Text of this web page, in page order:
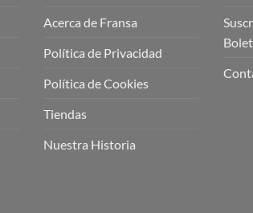
Acerca de Fransa
Política de Privacidad
Política de Cookies
Tiendas
Nuestra Historia